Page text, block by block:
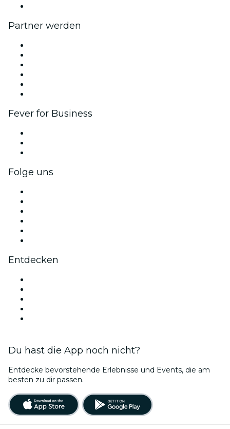
Partner werden
Fever for Business
Folge uns
Entdecken
Du hast die App noch nicht?
Entdecke bevorstehende Erlebnisse und Events, die am
besten zu dir passen.